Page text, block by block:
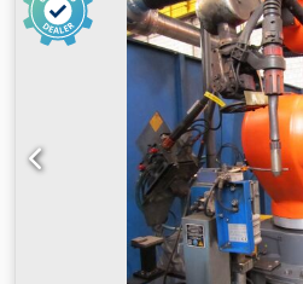
overhaling. Som PLC Merkezi
på lager og fører merkene KUKA,